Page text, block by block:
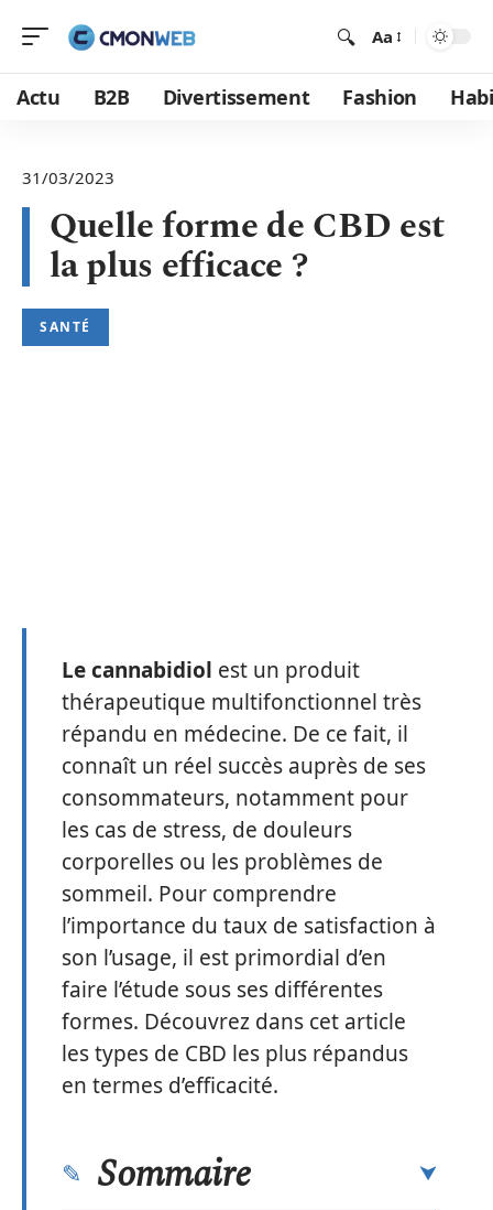
Aa
Actu B2B Divertissement Fashion
31/03/2023
Quelle forme de CBD est
la plus efficace ?
SANTÉ
Le cannabidiol est un produit
thérapeutique multifonctionnel très
répandu en médecine. De ce fait, il
connaît un réel succès auprès de ses
consommateurs, notamment pour
les cas de stress, de douleurs
corporelles ou les problèmes de
sommeil. Pour comprendre
l’importance du taux de satisfaction à
son l’usage, il est primordial d’en
faire l’étude sous ses différentes
formes. Découvrez dans cet article
les types de CBD les plus répandus
en termes d’efficacité.
Sommaire